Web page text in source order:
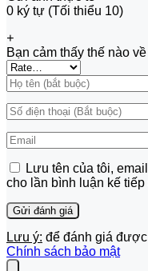
0 ký tự (Tối thiểu 10)
+
Bạn cảm thấy thế nào
Lưu tên của tôi,
cho lần bình luận kế tiếp
Lưu ý: để đánh giá
Chính sách bảo mật